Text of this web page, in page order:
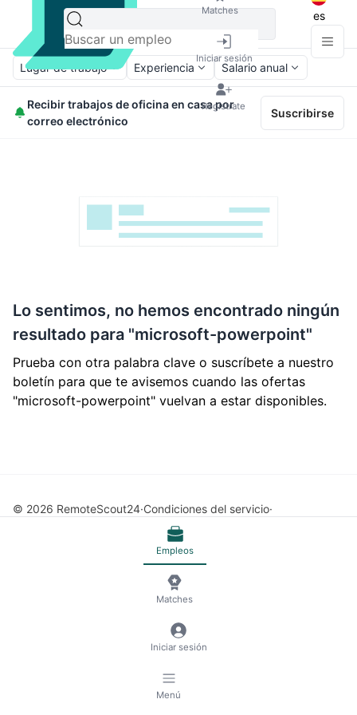
Matches
Iniciar sesión
Regístrate
es
Lugar de trabajo Experiencia Salario anual
Recibir trabajos de oficina en casa por
correo electrónico
Suscribirse
Lo sentimos, no hemos encontrado ningún
resultado para "microsoft-powerpoint"
Prueba con otra palabra clave o suscríbete a nuestro
boletín para que te avisemos cuando las ofertas
"microsoft-powerpoint" vuelvan a estar disponibles.
© 2026 RemoteScout24 Condiciones del servicio
🍪 Gestionar cookies
Empleos
Matches
Iniciar sesión
Menú